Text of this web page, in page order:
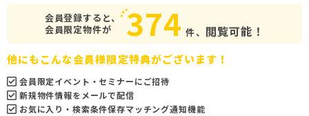
会員登録すると、
会員限定物件が
374 件、 閲覧可能！
他にもこんな会員様限定特典がございます！
会員限定イベント・セミナーにご招待
新規物件情報をメールで配信
お気に入り・検索条件保存マッチング通知機能